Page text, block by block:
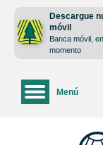
contenido
inicio
Descargue
móvil
Banca móvil,
momento
Menú